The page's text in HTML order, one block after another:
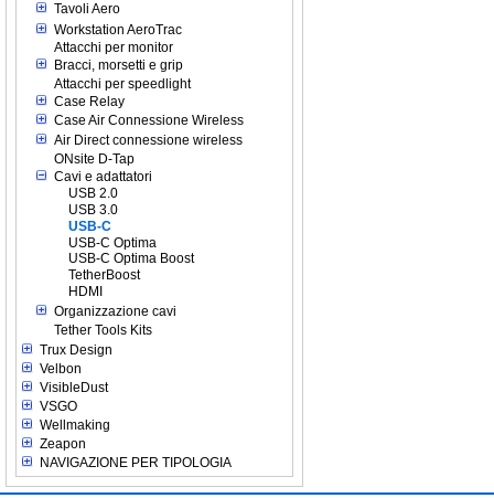
Tavoli Aero
Workstation AeroTrac
Attacchi per monitor
Bracci, morsetti e grip
Attacchi per speedlight
Case Relay
Case Air Connessione Wireless
Air Direct connessione wireless
ONsite D-Tap
Cavi e adattatori
USB 2.0
USB 3.0
USB-C
USB-C Optima
USB-C Optima Boost
TetherBoost
HDMI
Organizzazione cavi
Tether Tools Kits
Trux Design
Velbon
VisibleDust
VSGO
Wellmaking
Zeapon
NAVIGAZIONE PER TIPOLOGIA